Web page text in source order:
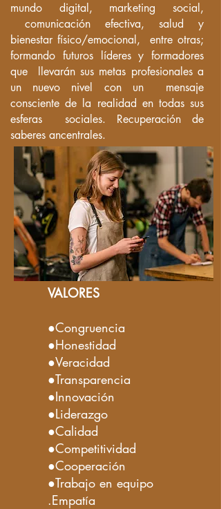
mundo digital, marketing social,
comunicación efectiva, salud y
bienestar físico/emocional, entre otras;
formando futuros líderes y formadores
que llevarán sus metas profesionales a
un nuevo nivel con un mensaje
consciente de la realidad en todas sus
esferas sociales. Recuperación de
saberes ancentrales.
VALORES
●Congruencia
●Honestidad
●Veracidad
●Transparencia
●Innovación
●Liderazgo
●Calidad
●Competitividad
●Cooperación
●Trabajo en equipo
.Empatía